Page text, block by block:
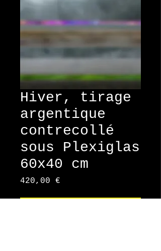
Hiver, tirage
argentique
contrecollé
sous Plexiglas
60x40 cm
420,00 €